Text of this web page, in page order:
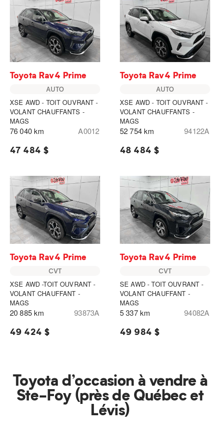
Toyota Rav4 Prime
AUTO
XSE AWD - TOIT OUVRANT -
VOLANT CHAUFFANTS -
MAGS
76 040 km A0012
47 484 $
Toyota Rav4 Prime
AUTO
XSE AWD - TOIT OUVRANT -
VOLANT CHAUFFANTS -
MAGS
52 754 km 94122A
48 484 $
Toyota Rav4 Prime
CVT
XSE AWD -TOIT OUVRANT -
VOLANT CHAUFFANT -
MAGS
20 885 km 93873A
49 424 $
Toyota Rav4 Prime
CVT
SE AWD - TOIT OUVRANT -
VOLANT CHAUFFANT -
MAGS
5 337 km 94082A
49 984 $
Toyota d’occasion à vendre à
Ste-Foy (près de Québec et
Lévis)